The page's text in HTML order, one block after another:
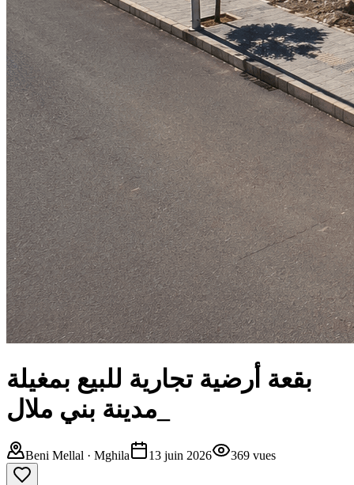
بقعة أرضية تجارية للبيع بمغيلة
_مدينة بني ملال
Beni Mellal · Mghila 13 juin 2026 369 vues